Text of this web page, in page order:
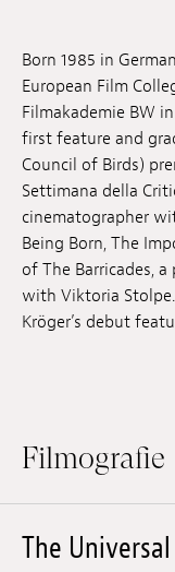
Einreichungen
Archives
Herunterladen
Born 1985 in
European Film
Filmakademie BW
first feature and
Council of Birds)
Settimana della
cinematographer
Being Born, The
of The Barricades,
with Viktoria
Kröger’s debut
Filmografie
The